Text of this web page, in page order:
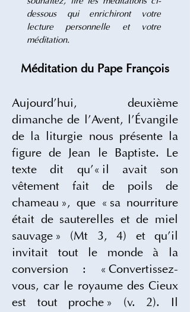
dessous qui enrichiront votre
lecture personnelle et votre
méditation.
Méditation du Pape François
Aujourd’hui, deuxième
dimanche de l’Avent, l’Évangile
de la liturgie nous présente la
figure de Jean le Baptiste. Le
texte dit qu’« il avait son
vêtement fait de poils de
chameau », que « sa nourriture
était de sauterelles et de miel
sauvage » (Mt 3, 4) et qu’il
invitait tout le monde à la
conversion : « Convertissez-
vous, car le royaume des Cieux
est tout proche » (v. 2). Il